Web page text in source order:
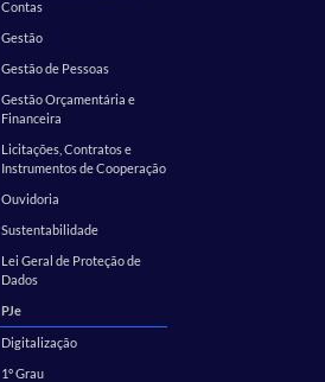
Contas
Gestão
Gestão de Pessoas
Gestão Orçamentária e
Financeira
Licitações, Contratos e
Instrumentos de Cooperação
Ouvidoria
Sustentabilidade
Lei Geral de Proteção de
Dados
PJe
Digitalização
1º Grau